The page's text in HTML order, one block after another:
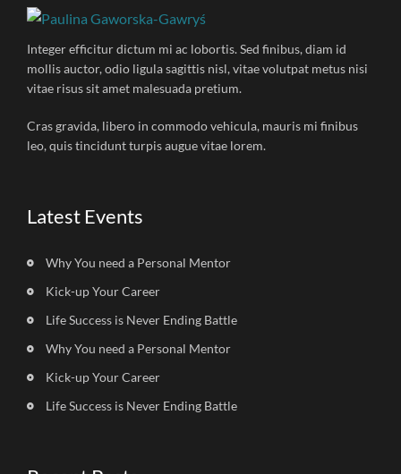
Integer efficitur dictum mi ac lobortis. Sed finibus, diam id
mollis auctor, odio ligula sagittis nisl, vitae volutpat metus nisi
vitae risus sit amet malesuada pretium.
Cras gravida, libero in commodo vehicula, mauris mi finibus
leo, quis tincidunt turpis augue vitae lorem.
Latest Events
Why You need a Personal Mentor
Kick-up Your Career
Life Success is Never Ending Battle
Why You need a Personal Mentor
Kick-up Your Career
Life Success is Never Ending Battle